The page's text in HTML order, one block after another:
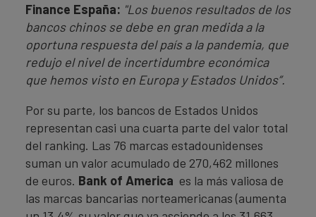
Finance España: "Los buenos resultados de los
bancos chinos se debe en gran medida a la
oportuna respuesta del país a la pandemia, que
redujo el nivel de incertidumbre económica
que hemos visto en Europa y Estados Unidos”.
Por su parte, los bancos de Estados Unidos
representan casi una cuarta parte del valor total
del ranking. Las 76 marcas estadounidenses
suman un valor acumulado de 270,462 millones
de euros. Bank of America es la más valiosa de
las marcas bancarias norteamericanas (aumenta